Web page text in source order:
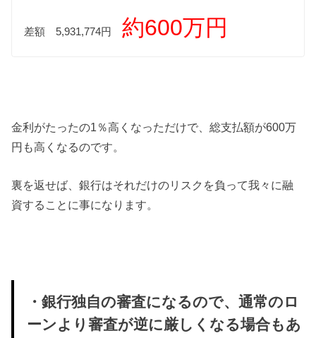
差額 5,931,774円約600万円
金利がたったの1％高くなっただけで、総支払額が600万
円も高くなるのです。
裏を返せば、銀行はそれだけのリスクを負って我々に融
資することに事になります。
・銀行独自の審査になるので、通常のロ
ーンより審査が逆に厳しくなる場合もあ